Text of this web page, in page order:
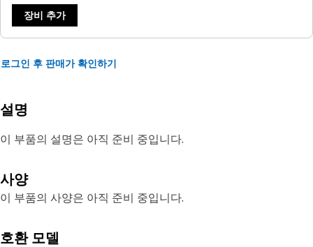
장비 추가
로그인 후 판매가 확인하기
설명
이 부품의 설명은 아직 준비 중입니다.
사양
이 부품의 사양은 아직 준비 중입니다.
호환 모델